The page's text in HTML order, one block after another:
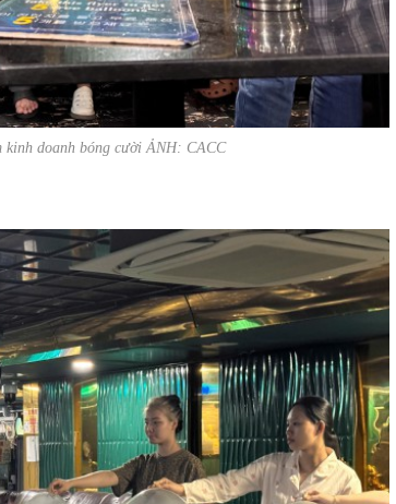
kinh doanh bóng cười ẢNH: CACC